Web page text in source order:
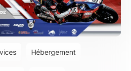
Hébergement